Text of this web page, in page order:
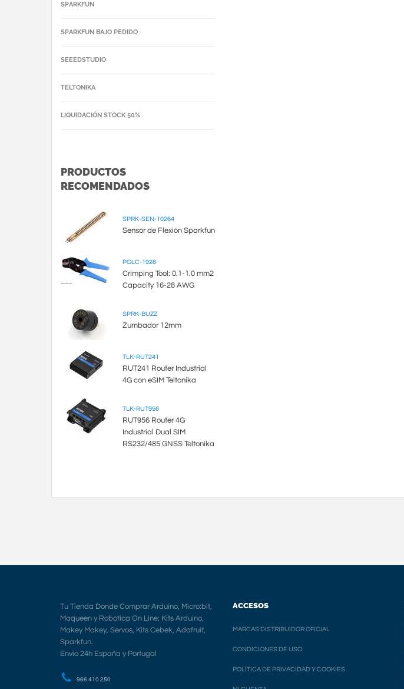
SPARKFUN
SPARKFUN BAJO PEDIDO
SEEEDSTUDIO
TELTONIKA
LIQUIDACIÓN STOCK 50%
PRODUCTOS
RECOMENDADOS
SPRK-SEN-10264
Sensor de Flexión Sparkfun
POLC-1928
Crimping Tool: 0.1-1.0 mm2
Capacity 16-28 AWG
SPRK-BUZZ
Zumbador 12mm
TLK-RUT241
RUT241 Router Industrial
4G con eSIM Teltonika
TLK-RUT956
RUT956 Router 4G
Industrial Dual SIM
RS232/485 GNSS Teltonika
Tu Tienda Donde Comprar Arduino, Micro:bit,
Maqueen y Robotica On Line: Kits Arduino,
Makey Makey, Servos, Kits Cebek, Adafruit,
Sparkfun.
Envio 24h España y Portugal
966 410 250
ACCESOS
MARCAS DISTRIBUIDOR OFICIAL
CONDICIONES DE USO
POLÍTICA DE PRIVACIDAD Y COOKIES